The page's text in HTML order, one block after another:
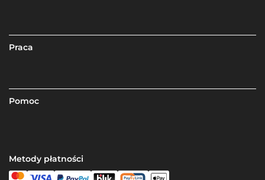
Praca
Pomoc
Metody płatności